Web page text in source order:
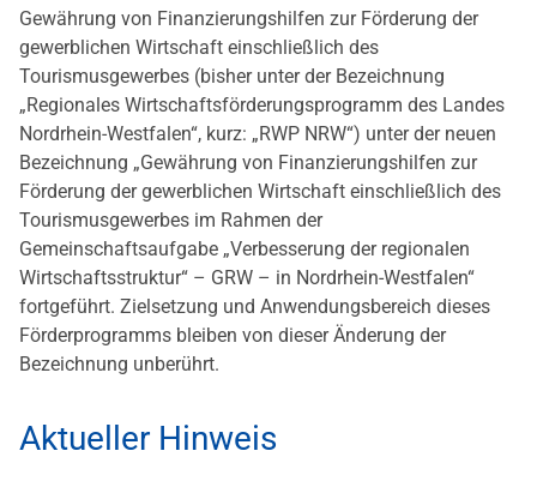
Gewährung von Finanzierungshilfen zur Förderung der
gewerblichen Wirtschaft einschließlich des
Tourismusgewerbes (bisher unter der Bezeichnung
„Regionales Wirtschaftsförderungsprogramm des Landes
Nordrhein-Westfalen“, kurz: „RWP NRW“) unter der neuen
Bezeichnung „Gewährung von Finanzie­rungshilfen zur
Förderung der gewerblichen Wirtschaft einschließlich des
Tourismusgewerbes im Rahmen der
Gemeinschaftsaufgabe „Verbesserung der regionalen
Wirtschaftsstruktur“ – GRW – in Nordrhein-Westfalen“
fortgeführt. Zielsetzung und Anwendungsbereich dieses
Förderprogramms bleiben von dieser Änderung der
Bezeichnung unberührt.
Aktueller Hinweis